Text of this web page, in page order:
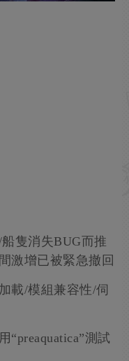
隻消失BUG而推
激增已被緊急撤回
載/模組兼容性/伺
“preaquatica”測試